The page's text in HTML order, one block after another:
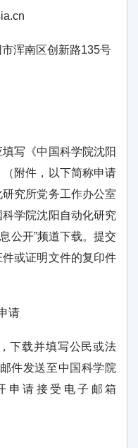
浑南区创新路135号
写《中国科学院沈阳
附件，以下简称申请
究所党务工作办公室
学院沈阳自动化研究
公开”频道下载。提交
或证明文件的复印件
请
载并填写公民或法
件发送至中国科学院
申请接受电子邮箱